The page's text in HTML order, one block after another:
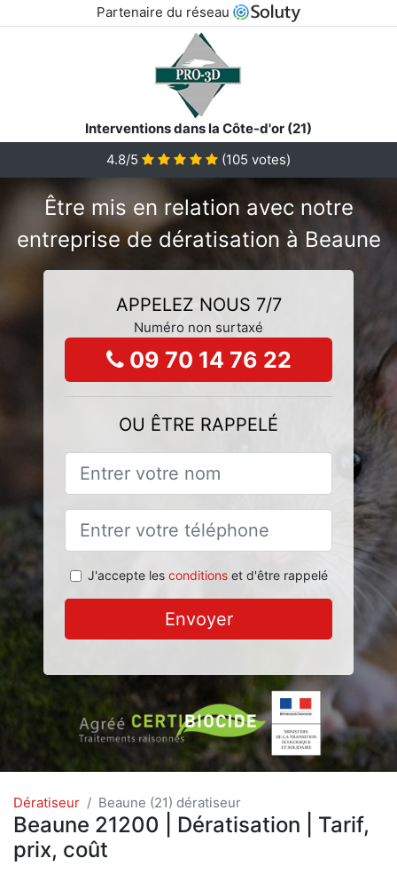
Partenaire du réseau
Interventions dans la Côte-d'or (21)
4.8/5
(105 votes)
Être mis en relation avec notre
entreprise de dératisation à Beaune
APPELEZ NOUS 7/7
Numéro non surtaxé
09 70 14 76 22
OU ÊTRE RAPPELÉ
J'accepte les conditionset d'être rappelé
Envoyer
Dératiseur Beaune (21) dératiseur
Beaune 21200 | Dératisation | Tarif,
prix, coût